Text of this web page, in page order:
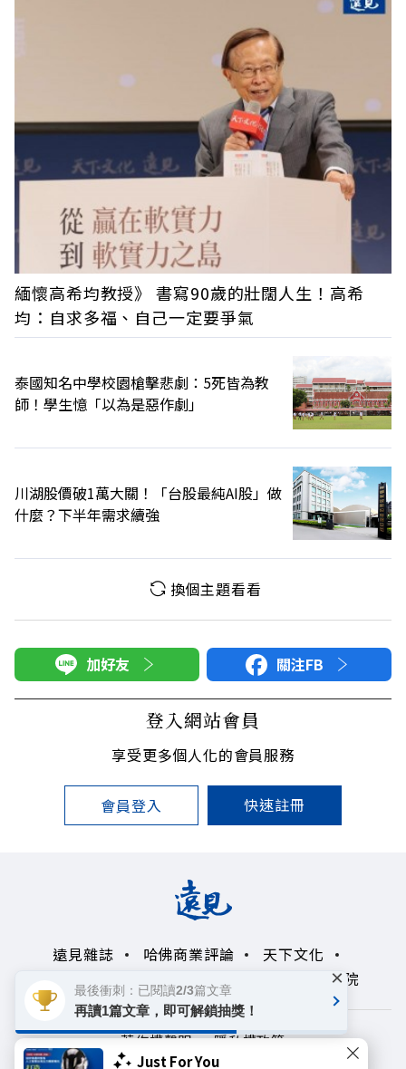
Just For You
緬懷高希均教授》 書寫90歲的壯闊人生！高希
均：自求多福、自己一定要爭氣
泰國知名中學校園槍擊悲劇：5死皆為教
師！學生憶「以為是惡作劇」
川湖股價破1萬大關！「台股最純AI股」做
什麼？下半年需求續強
換個主題看看
加好友 關注FB
登入網站會員
享受更多個人化的會員服務
會員登入 快速註冊
遠見雜誌 哈佛商業評論
天下文化
未來親子學習平台
50+ 領導影響力學院
著作權聲明 隱私權政策
最後衝刺：已閱讀2/3篇文章
再讀1篇文章，即可解鎖抽獎！
×